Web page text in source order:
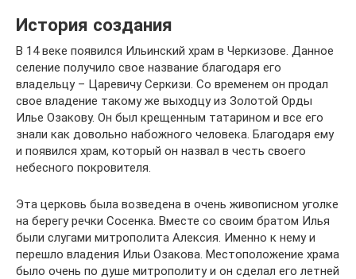
История создания
В 14 веке появился Ильинский храм в Черкизове. Данное
селение получило свое название благодаря его
владельцу – Царевичу Серкизи. Со временем он продал
свое владение такому же выходцу из Золотой Орды
Илье Озакову. Он был крещенным татарином и все его
знали как довольно набожного человека. Благодаря ему
и появился храм, который он назвал в честь своего
небесного покровителя.
Эта церковь была возведена в очень живописном уголке
на берегу речки Сосенка. Вместе со своим братом Илья
были слугами митрополита Алексия. Именно к нему и
перешло владения Ильи Озакова. Местоположение храма
было очень по душе митрополиту и он сделал его летней